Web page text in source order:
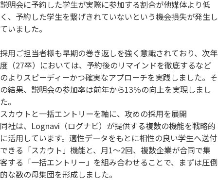
説明会に予約した学生が実際に参加する割合が他媒体より低
く、予約した学生を繋げきれていないという機会損失が発生し
ていました。
採用ご担当者様も早期の巻き返しを強く意識されており、次年
度（27卒）においては、予約後のリマインドを徹底するなど
のよりスピーディーかつ確実なアプローチを実践しました。そ
の結果、説明会の参加率は前年から13％の向上を実現しまし
た。
スカウトと一括エントリーを軸に、攻めの採用を展開
同社は、Lognavi（ログナビ）が提供する複数の機能を戦略的
に活用しています。適性データをもとに相性の良い学生へ送付
できる「スカウト」機能と、月1〜2回、複数企業が合同で集
客する「一括エントリー」を組み合わせることで、まずは圧倒
的な数の母集団を形成しました。